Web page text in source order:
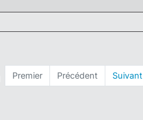
Premier Précédent Suivant